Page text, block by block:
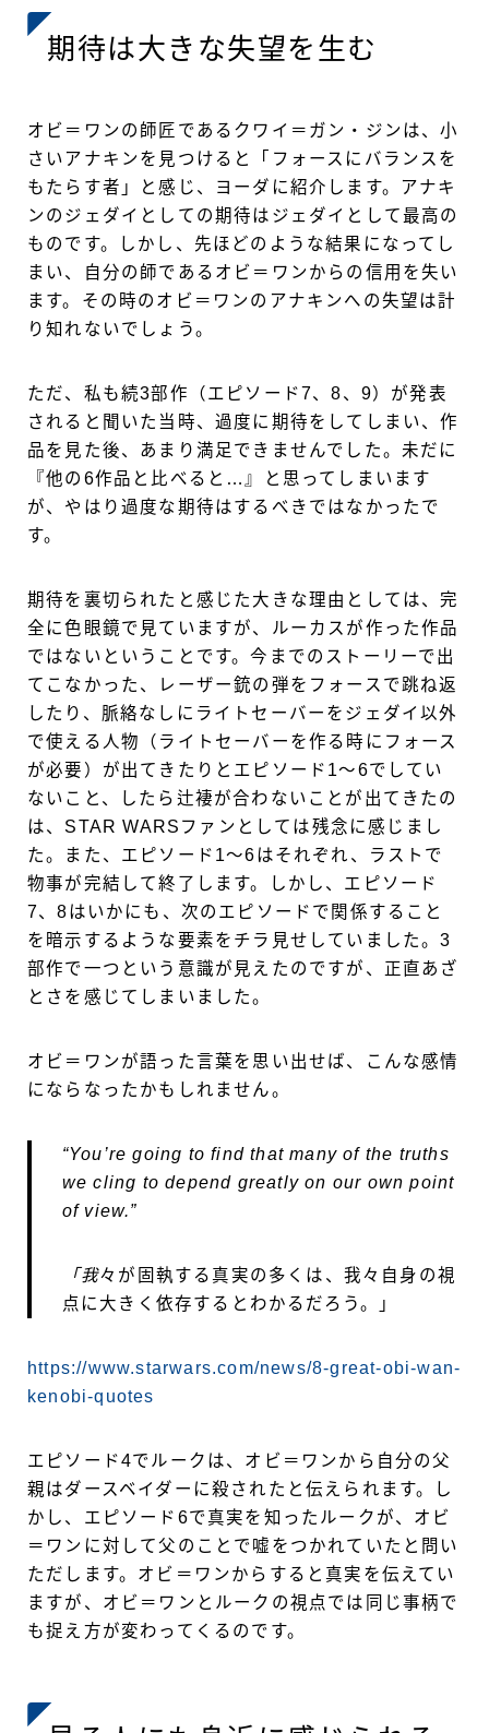
期待は大きな失望を生む
オビ＝ワンの師匠であるクワイ＝ガン・ジンは、小
さいアナキンを見つけると「フォースにバランスを
もたらす者」と感じ、ヨーダに紹介します。アナキ
ンのジェダイとしての期待はジェダイとして最高の
ものです。しかし、先ほどのような結果になってし
まい、自分の師であるオビ＝ワンからの信用を失い
ます。その時のオビ＝ワンのアナキンへの失望は計
り知れないでしょう。
ただ、私も続3部作（エピソード7、8、9）が発表
されると聞いた当時、過度に期待をしてしまい、作
品を見た後、あまり満足できませんでした。未だに
『他の6作品と比べると…』と思ってしまいます
が、やはり過度な期待はするべきではなかったで
す。
期待を裏切られたと感じた大きな理由としては、完
全に色眼鏡で見ていますが、ルーカスが作った作品
ではないということです。今までのストーリーで出
てこなかった、レーザー銃の弾をフォースで跳ね返
したり、脈絡なしにライトセーバーをジェダイ以外
で使える人物（ライトセーバーを作る時にフォース
が必要）が出てきたりとエピソード1〜6でしてい
ないこと、したら辻褄が合わないことが出てきたの
は、STAR WARSファンとしては残念に感じまし
た。また、エピソード1〜6はそれぞれ、ラストで
物事が完結して終了します。しかし、エピソード
7、8はいかにも、次のエピソードで関係すること
を暗示するような要素をチラ見せしていました。3
部作で一つという意識が見えたのですが、正直あざ
とさを感じてしまいました。
オビ＝ワンが語った言葉を思い出せば、こんな感情
にならなったかもしれません。
“You’re going to find that many of the truths
we cling to depend greatly on our own point
of view.”
「我々が固執する真実の多くは、我々自身の視
点に大きく依存するとわかるだろう。」
https://www.starwars.com/news/8-great-obi-wan-
kenobi-quotes
エピソード4でルークは、オビ＝ワンから自分の父
親はダースベイダーに殺されたと伝えられます。し
かし、エピソード6で真実を知ったルークが、オビ
＝ワンに対して父のことで嘘をつかれていたと問い
ただします。オビ＝ワンからすると真実を伝えてい
ますが、オビ＝ワンとルークの視点では同じ事柄で
も捉え方が変わってくるのです。